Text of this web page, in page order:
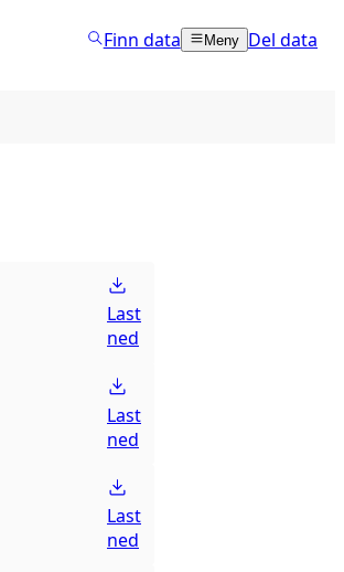
Finn data Meny Del data
Last
ned
Last
ned
Last
ned